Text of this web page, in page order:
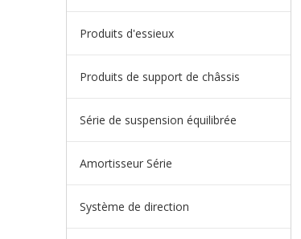
Produits d'essieux
Produits de support de châssis
Série de suspension équilibrée
Amortisseur Série
Système de direction